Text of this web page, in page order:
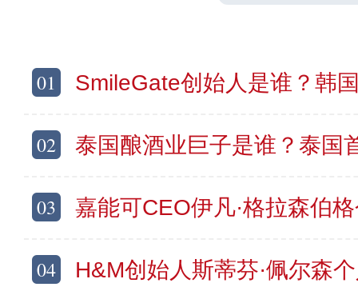
01 SmileGate创始人是谁？韩国富豪
02 泰国酿酒业巨子是谁？泰国首富苏旭明
03 嘉能可CEO伊凡·格拉森伯格个人资料及简
04 H&M创始人斯蒂芬·佩尔森个人资料简介